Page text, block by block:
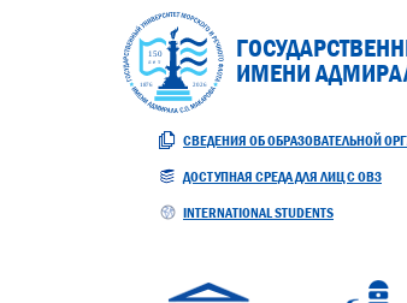
ИМЕНИ
СВЕДЕНИЯ ОБ ОБРАЗОВАТЕЛЬНОЙ
ДОСТУПНАЯ СРЕДА ДЛЯ ЛИЦ С ОВЗ
INTERNATIONAL STUDENTS